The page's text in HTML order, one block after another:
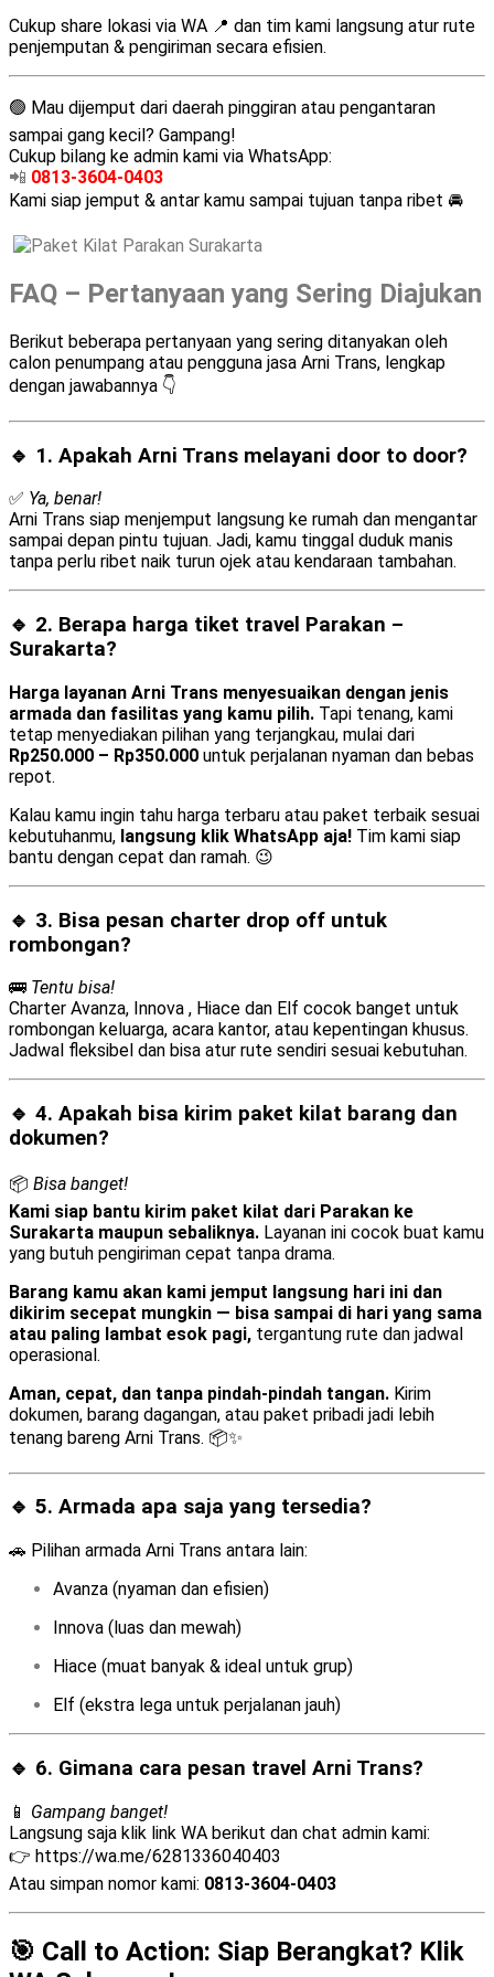
Cukup share lokasi via WA 📍 dan tim kami langsung atur rute
penjemputan & pengiriman secara efisien.
🟢 Mau dijemput dari daerah pinggiran atau pengantaran
sampai gang kecil? Gampang!
Cukup bilang ke admin kami via WhatsApp:
📲 0813-3604-0403
Kami siap jemput & antar kamu sampai tujuan tanpa ribet 🚘
FAQ – Pertanyaan yang Sering Diajukan
Berikut beberapa pertanyaan yang sering ditanyakan oleh
calon penumpang atau pengguna jasa Arni Trans, lengkap
dengan jawabannya 👇
🔹 1. Apakah Arni Trans melayani door to door?
✅ Ya, benar!
Arni Trans siap menjemput langsung ke rumah dan mengantar
sampai depan pintu tujuan. Jadi, kamu tinggal duduk manis
tanpa perlu ribet naik turun ojek atau kendaraan tambahan.
🔹 2. Berapa harga tiket travel Parakan –
Surakarta?
Harga layanan Arni Trans menyesuaikan dengan jenis
armada dan fasilitas yang kamu pilih. Tapi tenang, kami
tetap menyediakan pilihan yang terjangkau, mulai dari
Rp250.000 – Rp350.000 untuk perjalanan nyaman dan bebas
repot.
Kalau kamu ingin tahu harga terbaru atau paket terbaik sesuai
kebutuhanmu, langsung klik WhatsApp aja! Tim kami siap
bantu dengan cepat dan ramah. 😉
🔹 3. Bisa pesan charter drop off untuk
rombongan?
🚌 Tentu bisa!
Charter Avanza, Innova , Hiace dan Elf cocok banget untuk
rombongan keluarga, acara kantor, atau kepentingan khusus.
Jadwal fleksibel dan bisa atur rute sendiri sesuai kebutuhan.
🔹 4. Apakah bisa kirim paket kilat barang dan
dokumen?
📦 Bisa banget!
Kami siap bantu kirim paket kilat dari Parakan ke
Surakarta maupun sebaliknya. Layanan ini cocok buat kamu
yang butuh pengiriman cepat tanpa drama.
Barang kamu akan kami jemput langsung hari ini dan
dikirim secepat mungkin — bisa sampai di hari yang sama
atau paling lambat esok pagi, tergantung rute dan jadwal
operasional.
Aman, cepat, dan tanpa pindah-pindah tangan. Kirim
dokumen, barang dagangan, atau paket pribadi jadi lebih
tenang bareng Arni Trans. 📦✨
🔹 5. Armada apa saja yang tersedia?
🚗 Pilihan armada Arni Trans antara lain:
Avanza (nyaman dan efisien)
Innova (luas dan mewah)
Hiace (muat banyak & ideal untuk grup)
Elf (ekstra lega untuk perjalanan jauh)
🔹 6. Gimana cara pesan travel Arni Trans?
📱 Gampang banget!
Langsung saja klik link WA berikut dan chat admin kami:
👉 https://wa.me/6281336040403
Atau simpan nomor kami: 0813-3604-0403
🎯 Call to Action: Siap Berangkat? Klik